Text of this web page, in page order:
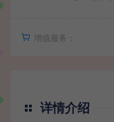
增值服务：
详情介绍